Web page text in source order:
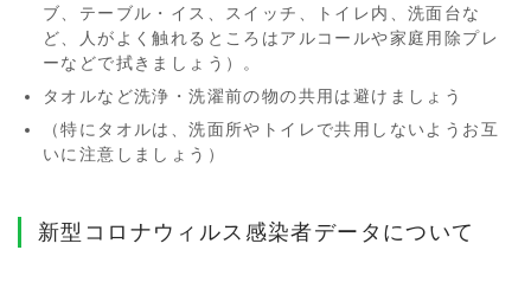
ブ、テーブル・イス、スイッチ、トイレ内、洗面台な
ど、人がよく触れるところはアルコールや家庭用除プレ
ーなどで拭きましょう）。
タオルなど洗浄・洗濯前の物の共用は避けましょう
（特にタオルは、洗面所やトイレで共用しないようお互
いに注意しましょう）
新型コロナウィルス感染者データについて